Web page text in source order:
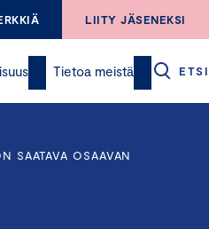
LIITY JÄSENEKSI
Tietoa meistä ETSI
SAATAVA OSAAVAN